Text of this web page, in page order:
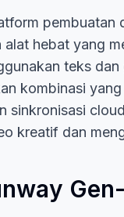
alat hebat yang
teks
kombinasi
sinkronisasi
kreatif dan